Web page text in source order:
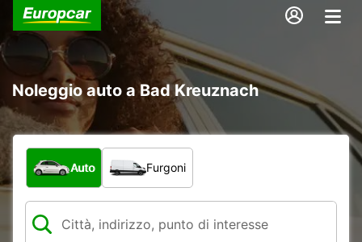
Noleggio auto a Bad Kreuznach
Scegli la tipologia di veicolo:
Auto Furgoni